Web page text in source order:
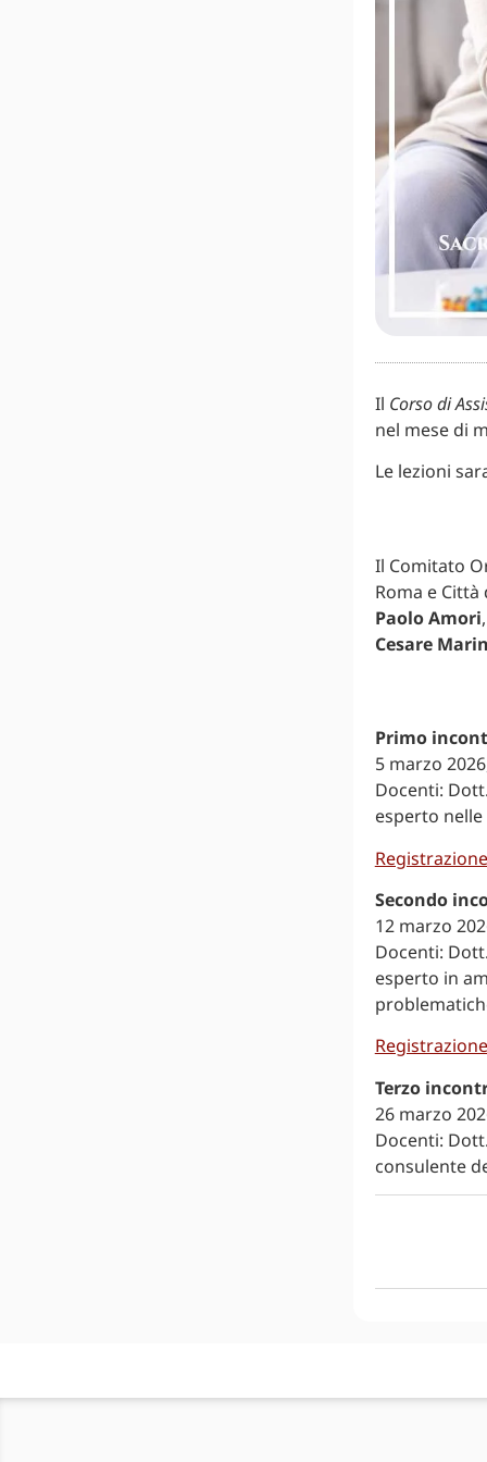
Il Corso di
nel mese di
Le lezioni
Il Comitato
Roma e
Paolo Amori
Cesare
Primo
5 marzo
Docenti:
esperto
Registrazione
Secondo
12 marzo
Docenti:
esperto in
Registrazione
Terzo
26 marzo
Docenti:
consulente